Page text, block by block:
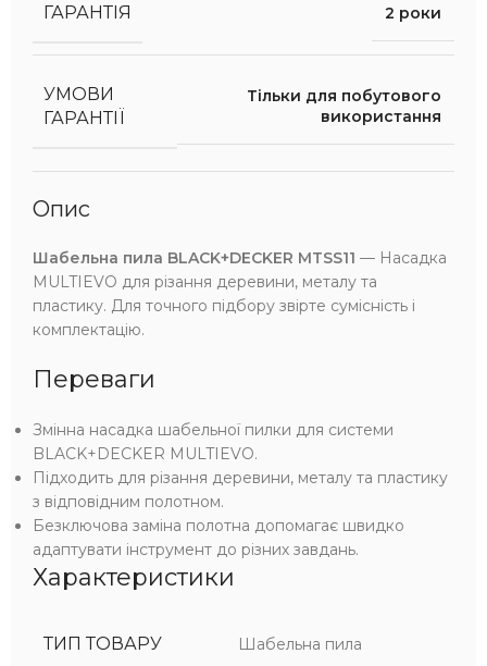
ГАРАНТІЯ 2 роки
УМОВИ
ГАРАНТІЇ
Тільки для побутового
використання
Опис
Шабельна пила BLACK+DECKER MTSS11 — Насадка
MULTIEVO для різання деревини, металу та
пластику. Для точного підбору звірте сумісність і
комплектацію.
Переваги
Змінна насадка шабельної пилки для системи
BLACK+DECKER MULTIEVO.
Підходить для різання деревини, металу та пластику
з відповідним полотном.
Безключова заміна полотна допомагає швидко
адаптувати інструмент до різних завдань.
Характеристики
ТИП ТОВАРУ Шабельна пила